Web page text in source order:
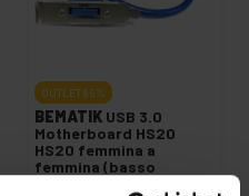
OUTLET 85%
BEMATIK USB 3.0
Motherboard HS20
HS20 femmina a
femmina (basso